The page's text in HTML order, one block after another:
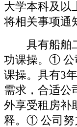
大学本科及以
将相关事项通
具有船舶二
功课操。① 公
课操。具有3
需求，合适公
外享受租房补
释。① 公司努